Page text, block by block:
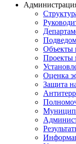
Объекты
Проекты
Оценка
Защита